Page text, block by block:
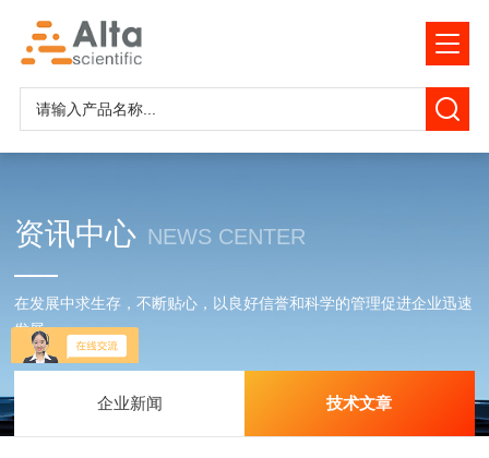
资讯中心 NEWS CENTER
在发展中求生存，不断贴心，以良好信誉和科学的管理促进企业迅速
发展
企业新闻 技术文章